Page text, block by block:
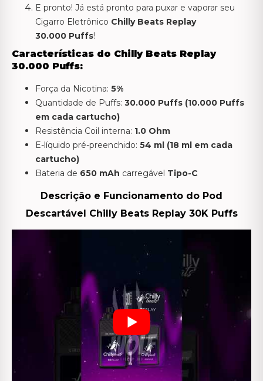
E pronto! Já está pronto para puxar e vaporar seu
Cigarro Eletrônico Chilly Beats Replay
30.000 Puffs!
Características do Chilly Beats Replay
30.000 Puffs:
Força da Nicotina: 5%
Quantidade de Puffs: 30.000 Puffs (10.000 Puffs
em cada cartucho)
Resistência Coil interna: 1.0 Ohm
E-líquido pré-preenchido: 54 ml (18 ml em cada
cartucho)
Bateria de 650 mAh carregável Tipo-C
Descrição e Funcionamento do Pod
Descartável Chilly Beats Replay 30K Puffs